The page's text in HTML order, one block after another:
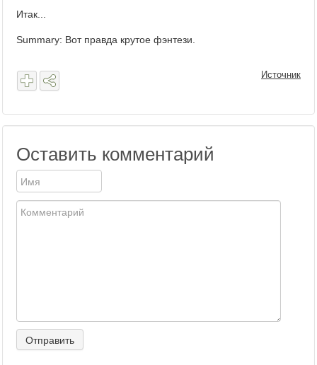
Итак...
Summary: Вот правда крутое фэнтези.
Источник
Оставить комментарий